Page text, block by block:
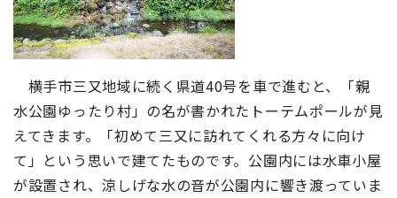
横手市三又地域に続く県道40号を車で進むと、「親
水公園ゆったり村」の名が書かれたトーテムポールが見
えてきます。「初めて三又に訪れてくれる方々に向け
て」という思いで建てたものです。公園内には水車小屋
が設置され、涼しげな水の音が公園内に響き渡っていま